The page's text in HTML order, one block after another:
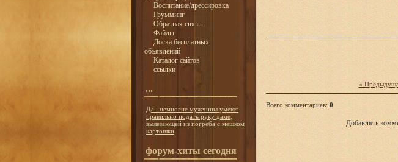
Воспитание/дрессировка
Грумминг
Обратная связь
Файлы
Доска бесплатных
объявлений
Каталог сайтов
ссылки
...
Да...немногие мужчины умеют
правильно подать руку даме,
вылезающей из погреба с мешком
картошки
форум-хиты сегодня
«
Всего комментариев: 0
Добавлять